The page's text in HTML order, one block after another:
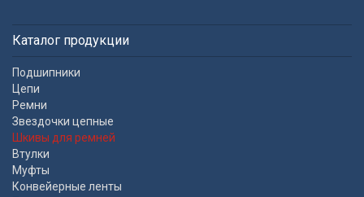
Каталог продукции
Подшипники
Цепи
Ремни
Звездочки цепные
Шкивы для ремней
Втулки
Муфты
Конвейерные ленты